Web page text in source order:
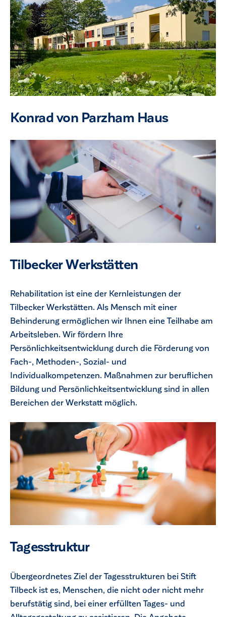
Konrad von Parzham Haus
Tilbecker Werkstätten
Rehabilitation ist eine der Kernleistungen der
Tilbecker Werkstätten. Als Mensch mit einer
Behinderung ermöglichen wir Ihnen eine Teilhabe am
Arbeitsleben. Wir fördern Ihre
Persönlichkeitsentwicklung durch die Förderung von
Fach-, Methoden-, Sozial- und
Individualkompetenzen. Maßnahmen zur beruflichen
Bildung und Persönlichkeitsentwicklung sind in allen
Bereichen der Werkstatt möglich.
Tagesstruktur
Übergeordnetes Ziel der Tagesstrukturen bei Stift
Tilbeck ist es, Menschen, die nicht oder nicht mehr
berufstätig sind, bei einer erfüllten Tages- und